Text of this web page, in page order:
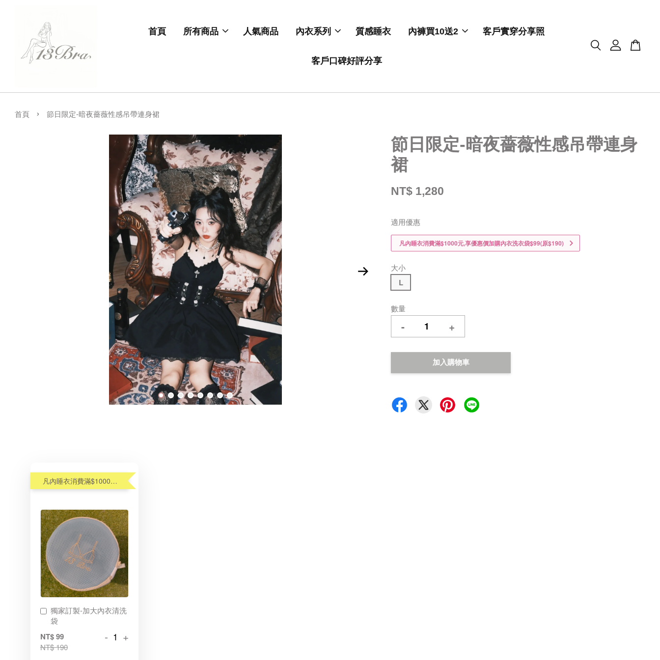
首頁 所有商品 人氣商品 內衣系列 質感睡衣 內褲買10送2 客戶實穿分享照
客戶口碑好評分享
首頁 › 節日限定-暗夜薔薇性感吊帶連身裙
節日限定-暗夜薔薇性感吊帶連身
裙
NT$ 1,280
適用優惠
凡內睡衣消費滿$1000元,享優惠價加購內衣洗衣袋$99(原$190)
大小
L
數量
- +
加入購物車
凡內睡衣消費滿$1000元,享優惠價加購內衣洗衣袋$99(原$190)
獨家訂製-加大內衣清洗
袋
NT$ 99
NT$ 190
- +